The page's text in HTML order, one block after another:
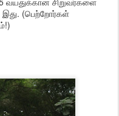
இது. (பெற்றோர்கள்